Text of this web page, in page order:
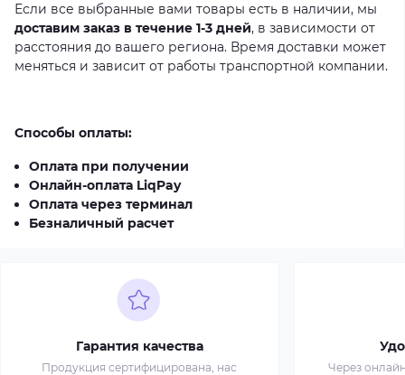
Если все выбранные вами товары есть в наличии, мы
доставим заказ в течение 1-3 дней, в зависимости от
расстояния до вашего региона. Время доставки может
меняться и зависит от работы транспортной компании.
Способы оплаты:
Оплата при получении
Онлайн-оплата LiqPay
Оплата через терминал
Безналичный расчет
Гарантия качества
Продукция сертифицирована, нас
Через